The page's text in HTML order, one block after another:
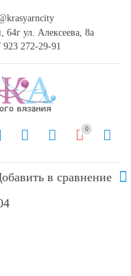
64г ул. Алексеева, 8а
923 272-29-91
0
в сравнение